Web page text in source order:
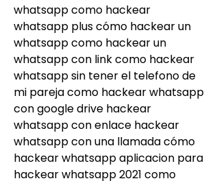
whatsapp como hackear
whatsapp plus cómo hackear un
whatsapp como hackear un
whatsapp con link como hackear
whatsapp sin tener el telefono de
mi pareja como hackear whatsapp
con google drive hackear
whatsapp con enlace hackear
whatsapp con una llamada cómo
hackear whatsapp aplicacion para
hackear whatsapp 2021 como